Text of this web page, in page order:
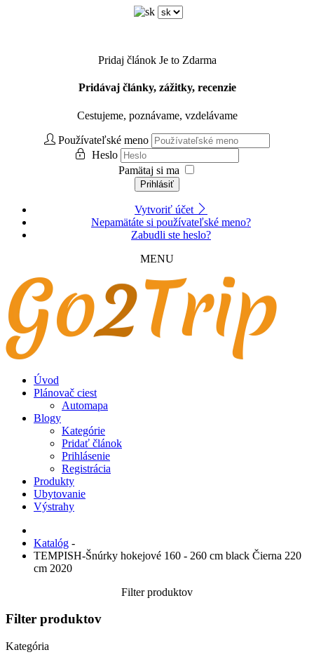
Pridaj článok Je to Zdarma
Pridávaj články, zážitky, recenzie
Cestujeme, poznávame, vzdelávame
Používateľské meno
Heslo
Pamätaj si ma
Prihlásiť
Vytvoriť účet
Nepamätáte si používateľské meno?
Zabudli ste heslo?
MENU
Úvod
Plánovač ciest
Automapa
Blogy
Kategórie
Pridať článok
Prihlásenie
Registrácia
Produkty
Ubytovanie
Výstrahy
Katalóg -
TEMPISH-Šnúrky hokejové 160 - 260 cm black Čierna 220
cm 2020
Filter produktov
Filter produktov
Kategória